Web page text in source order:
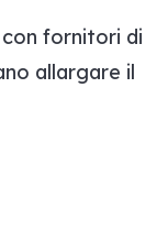
fornitori di
allargare il